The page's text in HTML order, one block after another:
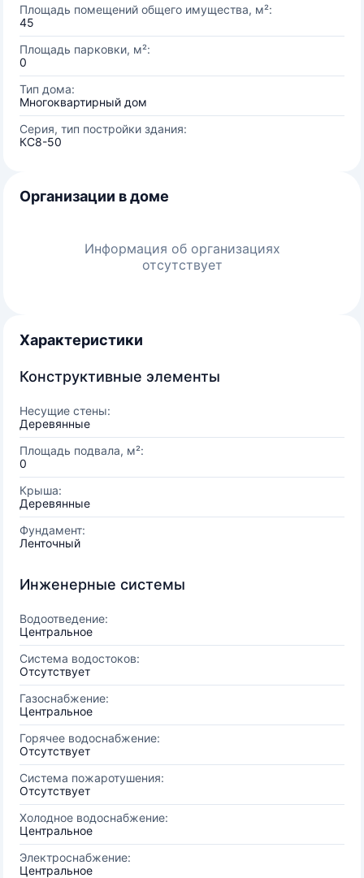
Площадь помещений общего имущества, м²:
45
Площадь парковки, м²:
0
Тип дома:
Многоквартирный дом
Серия, тип постройки здания:
КС8-50
Организации в доме
Информация об организациях
отсутствует
Характеристики
Конструктивные элементы
Несущие стены:
Деревянные
Площадь подвала, м²:
0
Крыша:
Деревянные
Фундамент:
Ленточный
Инженерные системы
Водоотведение:
Центральное
Система водостоков:
Отсутствует
Газоснабжение:
Центральное
Горячее водоснабжение:
Отсутствует
Система пожаротушения:
Отсутствует
Холодное водоснабжение:
Центральное
Электроснабжение:
Центральное